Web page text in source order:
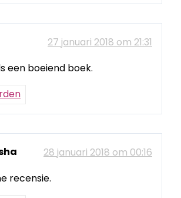
27 januari 2018 om 21:31
een boeiend boek.
28 januari 2018 om 00:16
recensie.